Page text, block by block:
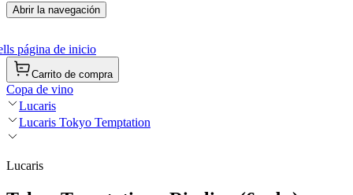
Abrir la navegación
página de inicio
Carrito de compra
Copa de vino
Lucaris
Lucaris Tokyo Temptation
Lucaris